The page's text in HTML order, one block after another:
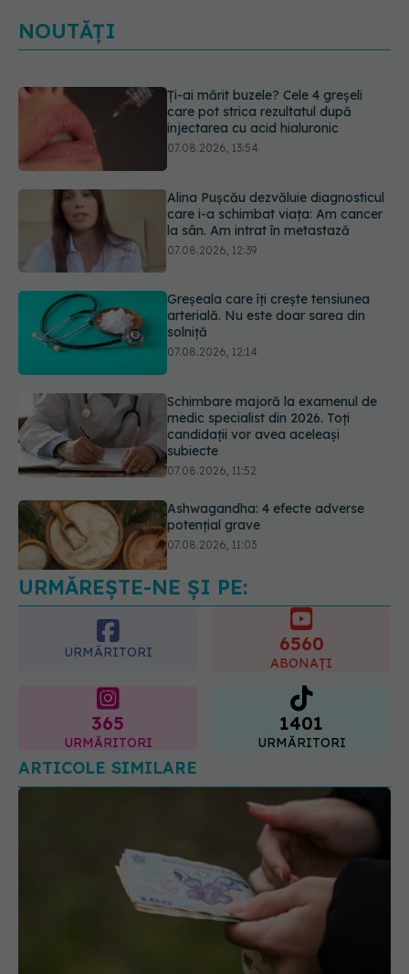
NOUTĂȚI
Alina Pușcău dezvăluie diagnosticul
care i-a schimbat viața: Am cancer
la sân. Am intrat în metastază
07.08.2026, 12:39
Greșeala care îți crește tensiunea
arterială. Nu este doar sarea din
solniță
07.08.2026, 12:14
Schimbare majoră la examenul de
medic specialist din 2026. Toți
candidații vor avea aceleași
subiecte
Ashwagandha: 4 efecte adverse
potențial grave
07.08.2026, 11:03
Ți-ai mărit buzele? Cele 4 greșeli
care pot strica rezultatul după
injectarea cu acid hialuronic
URMĂREȘTE-NE ȘI PE:
URMĂRITORI 6560
ABONAȚI
365
URMĂRITORI
1401
URMĂRITORI
ARTICOLE SIMILARE